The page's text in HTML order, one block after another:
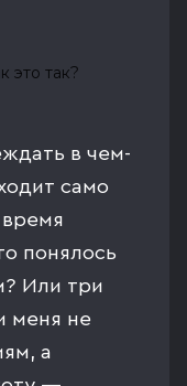
в чем-
само
понялось
Или три
меня не
а